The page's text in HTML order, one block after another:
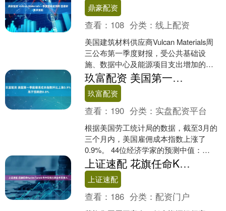
鼎豪配资
查看： 108 分类：线上配资
美国建筑材料供应商Vulcan Materials周
三公布第一季度财报，受公共基础设
施、数据中心及能源项目支出增加的推
动，其碎石、沙子和砾石等建材需求强
劲，季度....
玖富配资 美国第一季度雇佣成本指数环比上涨0.9% 高于预期的0.8%
玖富配资
查看： 190 分类： 实盘配资平台
根据美国劳工统计局的数据，截至3月的
三个月内，美国雇佣成本指数上涨了
0.9%。 44位经济学家的预测中值：
+0.8%。（预测区间+0.7%至+1.2%） 雇
佣成....
上证速配 花旗任命Karim Tannir为中东和非洲业务负责人
上证速配
查看： 186 分类：配资门户